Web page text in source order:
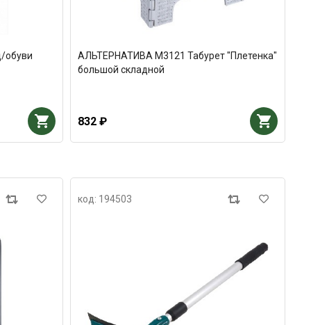
обуви
АЛЬТЕРНАТИВА М3121 Табурет "Плетенка"
большой складной
832 ₽
код: 194503